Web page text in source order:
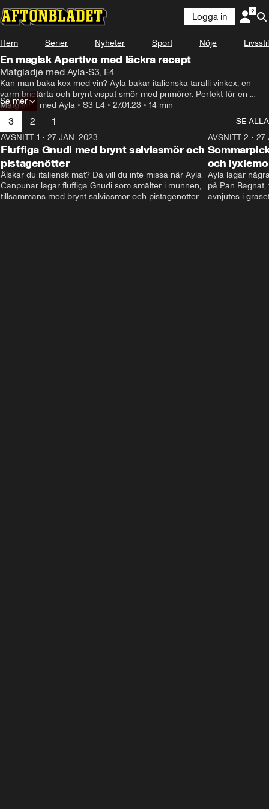
Logga in
Hem Serier Nyheter Sport Nöje Livsstil
En magisk Apertivo med läckra recept
Matglädje med Ayla•S3, E4
Kan man baka kex med vin? Ayla bakar italienska taralli vinkex, en
varm brietårta och brynt vispat smör med primörer. Perfekt för en
aperitivo eller after work.
Matglädje med Ayla • S3 E4 • 27.01.23 • 14 min
Se mer
3 2 1
SE ALLA
AVSNITT 1 • 27 JAN. 2023
Fluffiga Gnudi med brynt salviasmör och
pistagenötter
Älskar du italiensk mat? Då vill du inte missa när Ayla
Canpunar lagar fluffiga Gnudi som smälter i munnen,
tillsammans med brynt salviasmör och pistagenötter.
AVSNITT 2 • 27
och
Ayla lagar
på Pan
avnjutes i